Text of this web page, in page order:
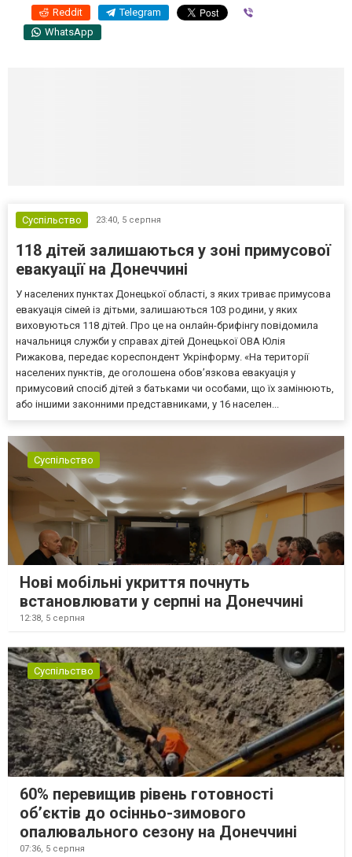
Reddit Telegram
WhatsApp
Суспільство 23:40, 5 серпня
118 дітей залишаються у зоні примусової
евакуації на Донеччині
У населених пунктах Донецької області, з яких триває примусова
евакуація сімей із дітьми, залишаються 103 родини, у яких
виховуються 118 дітей. Про це на онлайн-брифінгу повідомила
начальниця служби у справах дітей Донецької ОВА Юлія
Рижакова, передає кореспондент Укрінформу. «На території
населених пунктів, де оголошена обов’язкова евакуація у
примусовий спосіб дітей з батьками чи особами, що їх замінюють,
або іншими законними представниками, у 16 населен...
Суспільство
Нові мобільні укриття почнуть
встановлювати у серпні на Донеччині
12:38, 5 серпня
Суспільство
60% перевищив рівень готовності
об’єктів до осінньо-зимового
опалювального сезону на Донеччині
07:36, 5 серпня